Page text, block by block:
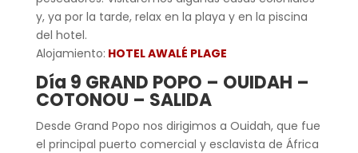
y, ya por la tarde, relax en la playa y en la piscina
del hotel.
Alojamiento: HOTEL AWALÉ PLAGE
Día 9 GRAND POPO – OUIDAH –
COTONOU – SALIDA
Desde Grand Popo nos dirigimos a Ouidah, que fue
el principal puerto comercial y esclavista de África